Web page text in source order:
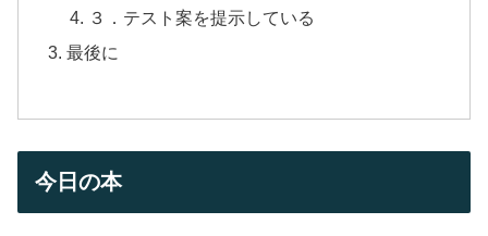
３．テスト案を提示している
最後に
今日の本